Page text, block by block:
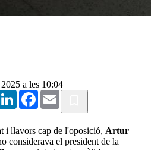
a les 10:04
LinkedInFacebook
Email
i llavors cap de l'oposició, Artur
considerava el president de la